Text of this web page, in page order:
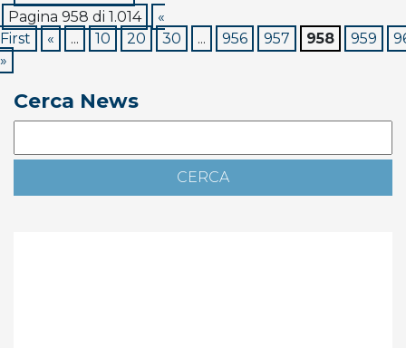
Pagina 958 di 1.014
«
First
« ... 10 20 30 ... 956 957 958 959
»
Cerca News